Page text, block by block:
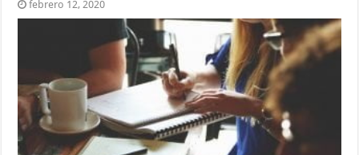
febrero 12, 2020